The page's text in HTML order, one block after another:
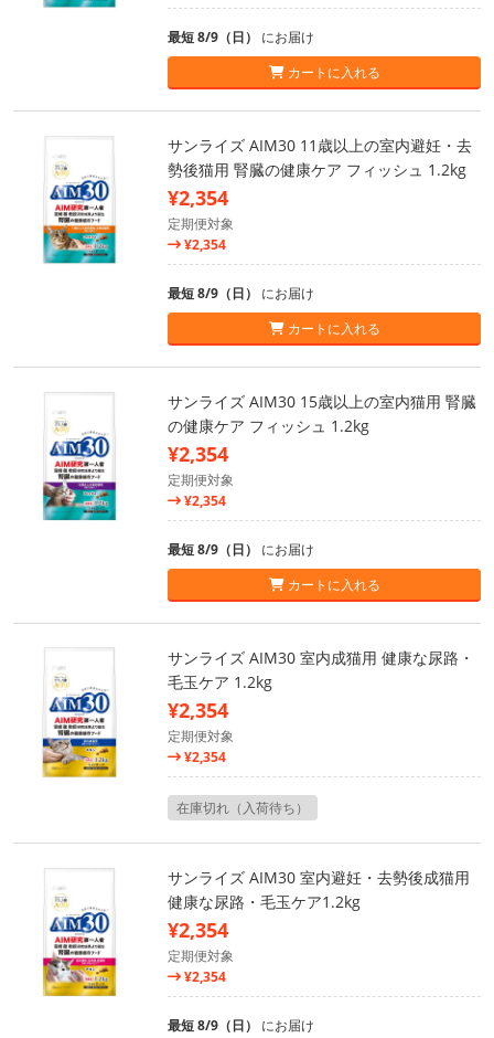
最短 8/9（日） にお届け
カートに入れる
サンライズ AIM30 11歳以上の室内避妊・去
勢後猫用 腎臓の健康ケア フィッシュ 1.2kg
¥2,354
定期便対象
¥2,354
最短 8/9（日） にお届け
カートに入れる
サンライズ AIM30 15歳以上の室内猫用 腎臓
の健康ケア フィッシュ 1.2kg
¥2,354
定期便対象
¥2,354
最短 8/9（日） にお届け
カートに入れる
サンライズ AIM30 室内成猫用 健康な尿路・
毛玉ケア 1.2kg
¥2,354
定期便対象
¥2,354
在庫切れ（入荷待ち）
サンライズ AIM30 室内避妊・去勢後成猫用
健康な尿路・毛玉ケア1.2kg
¥2,354
定期便対象
¥2,354
最短 8/9（日） にお届け